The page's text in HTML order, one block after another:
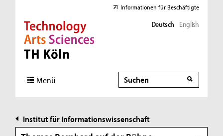
Direkt zur Hauptnavigation
Direkt zur Subnavigation
Direkt zum Inhalt
Direkt zum Fußbereich
Informationen für Beschäftigte
Deutsch English
Menü Suche
Suche
Institut für Informationswissenschaft